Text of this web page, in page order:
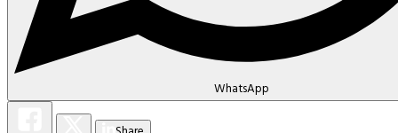
WhatsApp